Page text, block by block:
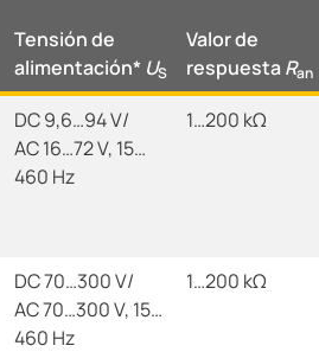
Tensión de
alimentación* US
Valor de
respuestaRan
DC 9,6…94 V/
AC 16…72 V, 15…
460 Hz
1…200 kΩ
DC 70…300 V/
AC 70…300 V, 15…
460 Hz
1…200 kΩ